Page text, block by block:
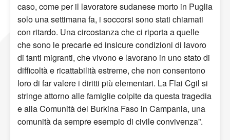
caso, come per il lavoratore sudanese morto in Puglia
solo una settimana fa, i soccorsi sono stati chiamati
con ritardo. Una circostanza che ci riporta a quelle
che sono le precarie ed insicure condizioni di lavoro
di tanti migranti, che vivono e lavorano in uno stato di
difficoltà e ricattabilità estreme, che non consentono
loro di far valere i diritti più elementari. La Flai Cgil si
stringe attorno alle famiglie colpite da questa tragedia
e alla Comunità del Burkina Faso in Campania, una
comunità da sempre esempio di civile convivenza”.